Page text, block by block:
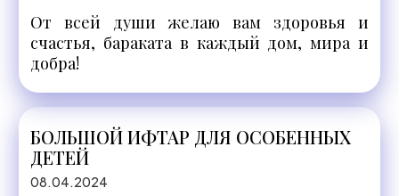
От всей души желаю вам здоровья и
счастья, бараката в каждый дом, мира и
добра!
БОЛЬШОЙ ИФТАР ДЛЯ ОСОБЕННЫХ
ДЕТЕЙ
08.04.2024